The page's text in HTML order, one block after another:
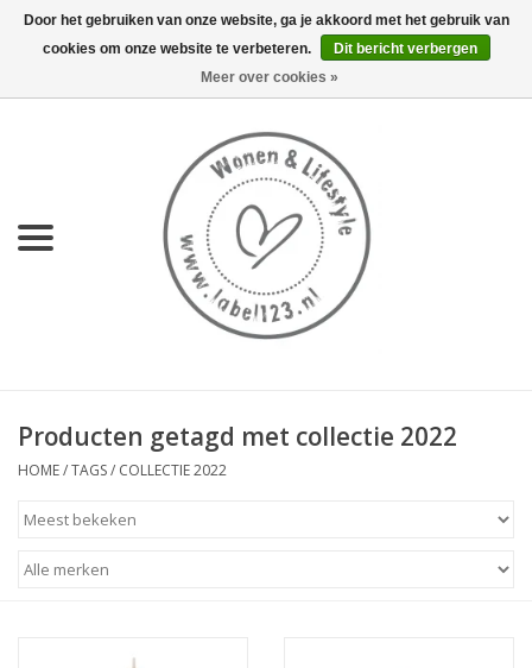
0 Artikelen - €0,00
KEUKEN
LIFESTYLE
MEUBELS
STATIONARY
Producten getagd met collectie 2022
HOME/TAGS/ COLLECTIE 2022
Door het gebruiken van onze website, ga je akkoord met het gebruik van
cookies om onze website te verbeteren.
Dit bericht verbergen
Meer over cookies »